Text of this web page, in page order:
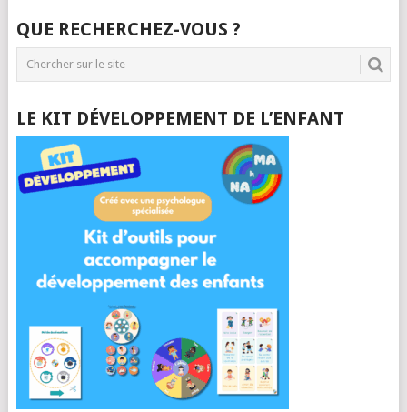
QUE RECHERCHEZ-VOUS ?
LE KIT DÉVELOPPEMENT DE L’ENFANT